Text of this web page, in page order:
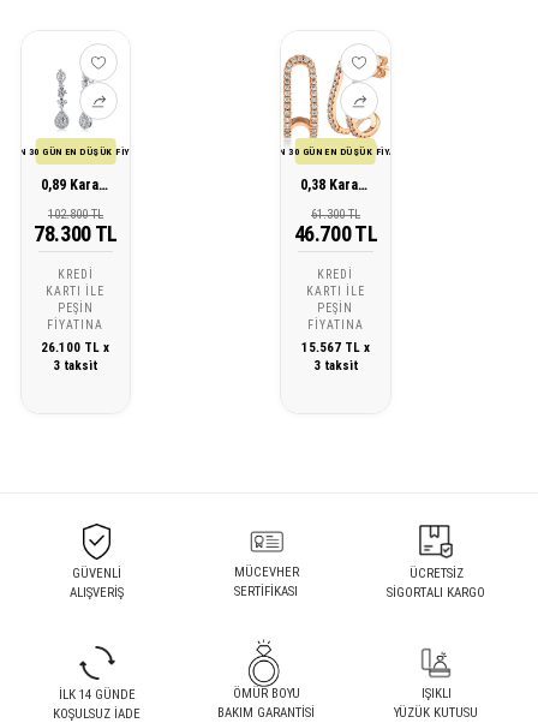
SON 30 GÜN EN DÜŞÜK FİYATI
0,89 Karat Tasarım Pırlanta Küpe
102.800 TL
78.300 TL
KREDI
KARTI ILE
PEŞIN
FIYATINA
26.100 TL x
3 taksit
SON 30 GÜN EN DÜŞÜK FİYATI
0,38 Karat Tasarım Pırlanta Küpe
61.300 TL
46.700 TL
KREDI
KARTI ILE
PEŞIN
FIYATINA
15.567 TL x
3 taksit
GÜVENLİ
ALIŞVERİŞ
MÜCEVHER
SERTİFİKASI
ÜCRETSİZ
SİGORTALI KARGO
İLK 14 GÜNDE
KOŞULSUZ İADE
ÖMÜR BOYU
BAKIM GARANTİSİ
IŞIKLI
YÜZÜK KUTUSU